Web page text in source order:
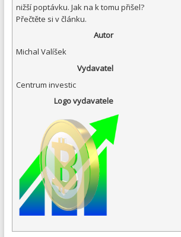
nižší poptávku. Jak na k tomu přišel?
Přečtěte si v článku.
Autor
Michal Valíšek
Vydavatel
Centrum investic
Logo vydavatele